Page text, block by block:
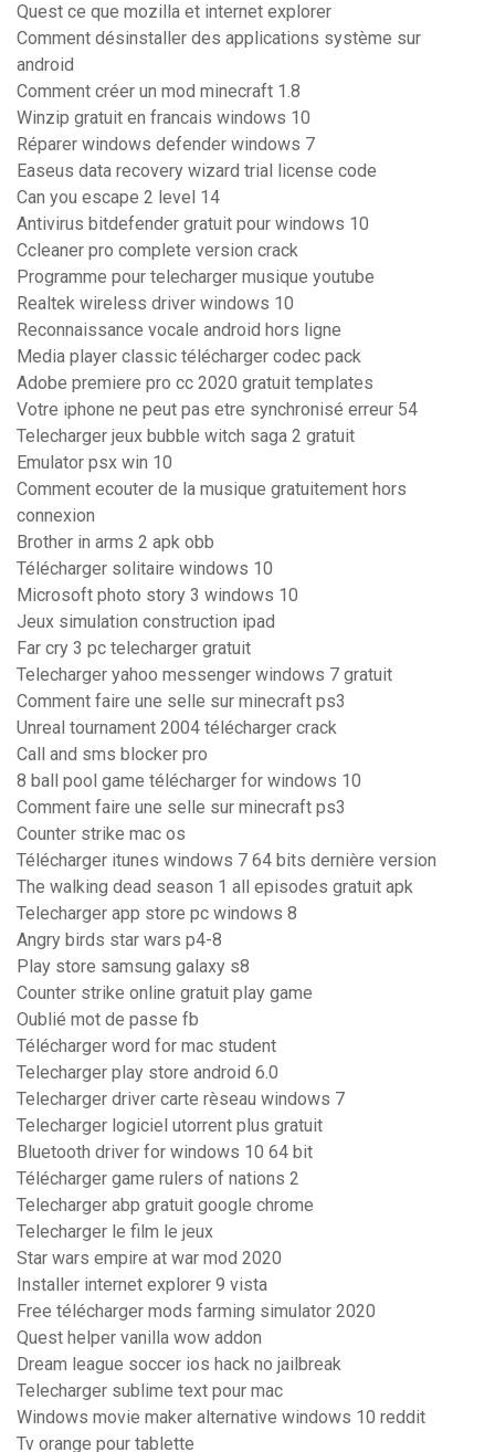
Quest ce que mozilla et internet explorer
Comment désinstaller des applications système sur
android
Comment créer un mod minecraft 1.8
Winzip gratuit en francais windows 10
Réparer windows defender windows 7
Easeus data recovery wizard trial license code
Can you escape 2 level 14
Antivirus bitdefender gratuit pour windows 10
Ccleaner pro complete version crack
Programme pour telecharger musique youtube
Realtek wireless driver windows 10
Reconnaissance vocale android hors ligne
Media player classic télécharger codec pack
Adobe premiere pro cc 2020 gratuit templates
Votre iphone ne peut pas etre synchronisé erreur 54
Telecharger jeux bubble witch saga 2 gratuit
Emulator psx win 10
Comment ecouter de la musique gratuitement hors
connexion
Brother in arms 2 apk obb
Télécharger solitaire windows 10
Microsoft photo story 3 windows 10
Jeux simulation construction ipad
Far cry 3 pc telecharger gratuit
Telecharger yahoo messenger windows 7 gratuit
Comment faire une selle sur minecraft ps3
Unreal tournament 2004 télécharger crack
Call and sms blocker pro
8 ball pool game télécharger for windows 10
Comment faire une selle sur minecraft ps3
Counter strike mac os
Télécharger itunes windows 7 64 bits dernière version
The walking dead season 1 all episodes gratuit apk
Telecharger app store pc windows 8
Angry birds star wars p4-8
Play store samsung galaxy s8
Counter strike online gratuit play game
Oublié mot de passe fb
Télécharger word for mac student
Telecharger play store android 6.0
Telecharger driver carte rèseau windows 7
Telecharger logiciel utorrent plus gratuit
Bluetooth driver for windows 10 64 bit
Télécharger game rulers of nations 2
Telecharger abp gratuit google chrome
Telecharger le film le jeux
Star wars empire at war mod 2020
Installer internet explorer 9 vista
Free télécharger mods farming simulator 2020
Quest helper vanilla wow addon
Dream league soccer ios hack no jailbreak
Telecharger sublime text pour mac
Windows movie maker alternative windows 10 reddit
Tv orange pour tablette